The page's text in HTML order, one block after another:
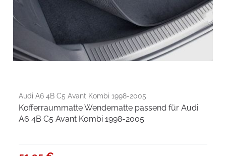
Audi A6 4B C5 Avant Kombi 1998-2005
Kofferraummatte Wendematte passend für Audi
A6 4B C5 Avant Kombi 1998-2005